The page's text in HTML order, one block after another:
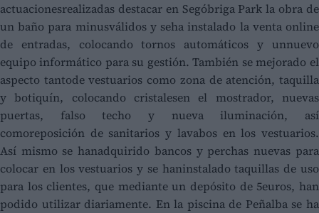
actuacionesrealizadas destacar en Segóbriga Park la obra de
un baño para minusválidos y seha instalado la venta online
de entradas, colocando tornos automáticos y unnuevo
equipo informático para su gestión. También se mejorado el
aspecto tantode vestuarios como zona de atención, taquilla
y botiquín, colocando cristalesen el mostrador, nuevas
puertas, falso techo y nueva iluminación, así
comoreposición de sanitarios y lavabos en los vestuarios.
Así mismo se hanadquirido bancos y perchas nuevas para
colocar en los vestuarios y se haninstalado taquillas de uso
para los clientes, que mediante un depósito de 5euros, han
podido utilizar diariamente. En la piscina de Peñalba se ha